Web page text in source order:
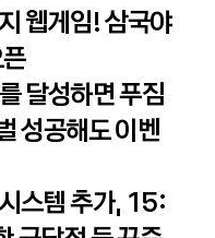
웹게임! 삼국야
달성하면 푸짐
성공해도 이벤
스템 추가, 15: